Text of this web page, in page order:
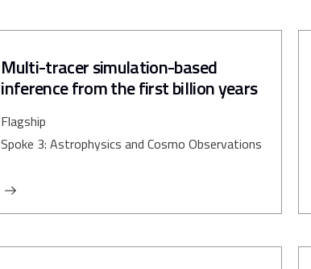
Multi-tracer simulation-based
inference from the first billion years
Flagship
Spoke 3: Astrophysics and Cosmo Observations